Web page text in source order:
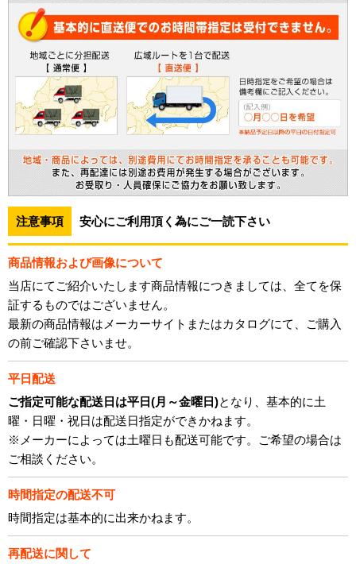
注意事項 安心にご利用頂く為にご一読下さい
商品情報および画像について
当店にてご紹介いたします商品情報につきましては、全てを保
証するものではございません。
最新の商品情報はメーカーサイトまたはカタログにて、ご購入
の前ご確認下さいませ。
平日配送
ご指定可能な配送日は平日(月～金曜日)となり、基本的に土
曜・日曜・祝日は配送日指定ができかねます。
※メーカーによっては土曜日も配送可能です。ご希望の場合は
ご相談ください。
時間指定の配送不可
時間指定は基本的に出来かねます。
再配送に関して